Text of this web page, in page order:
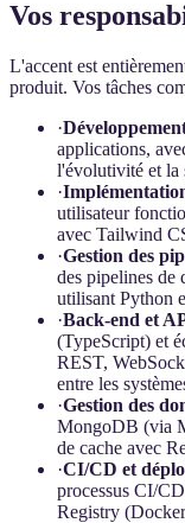
Vos
L'accent est
produit. Vos tâches
·
applications,
l'évolutivité et la
·
utilisateur
avec Tailwind
·Gestion des
des pipelines de
utilisant Python
·Back-end et
(TypeScript) et
REST,
entre les
·Gestion des
MongoDB (via
de cache avec
·CI/CD et
processus CI/
Registry